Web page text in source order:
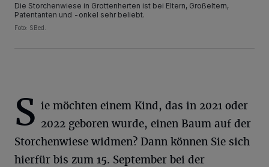
Die Storchenwiese in Grottenherten ist bei Eltern, Großeltern,
Patentanten und -onkel sehr beliebt.
Foto: SBed.
S ie möchten einem Kind, das in 2021 oder
2022 geboren wurde, einen Baum auf der
Storchenwiese widmen? Dann können Sie sich
hierfür bis zum 15. September bei der